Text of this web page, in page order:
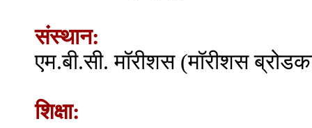
संस्थान:
एम.बी.सी. मॉरीशस (मॉरीशस
शिक्षा: